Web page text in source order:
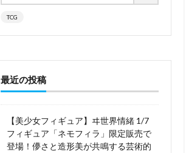
TCG
最近の投稿
【美少女フィギュア】ヰ世界情緒 1/7
フィギュア「ネモフィラ」限定販売で
登場！儚さと造形美が共鳴する芸術的